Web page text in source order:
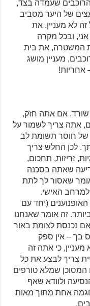
שעמדה בצד,
של היער מסביב
לא מעניין. את
ובכל מקרה
המשטרה, את בית
מעניין מושג
אחריות!
שורד. אם אתה חזק,
אתה צריך לשמור על
של חוסר תשומת לב
לכן החלש צריך
זריזות, תחכום,
שאתה בסכנה
שאסור לך לתת
האישי.
(יחד עם
זה אומר שאנחנו
נכנסת לצומת באור
בך – אין ספק
כי אתה זה
צריך לבצע את כל
המסוכן שמלא טורפים
ולוודא שאף
אחת מתוך מאות